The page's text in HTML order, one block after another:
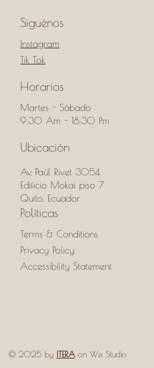
© 2025 by ITERAon Wix Studio
Siguénos
Instagram
Tik Tok
Horarios
Martes - Sábado
9:30 Am - 18:30 Pm
Ubicación
Av. Paúl Rivet 3054
Edificio Mokai piso 7
Quito, Ecuador
Políticas
Terms & Conditions
Privacy Policy
Accessibility Statement